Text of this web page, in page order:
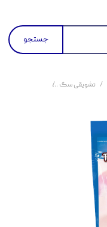
جستجو
تشویقی سگ